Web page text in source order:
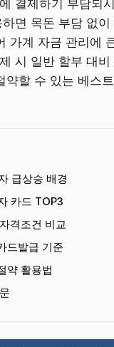
결제하기 부담되
면 목돈 부담 없
가계 자금 관리에
시 일반 할부 대
약할 수 있는 베스
급상승 배경
카드 TOP3
격조건 비교
드발급 기준
약 활용법